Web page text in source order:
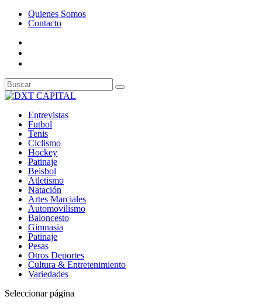
Quienes Somos
Contacto
Entrevistas
Futbol
Tenis
Ciclismo
Hockey
Patinaje
Beisbol
Atletismo
Natación
Artes Marciales
Automovilismo
Baloncesto
Gimnasia
Patinaje
Pesas
Otros Deportes
Cultura & Entretenimiento
Variedades
Seleccionar página